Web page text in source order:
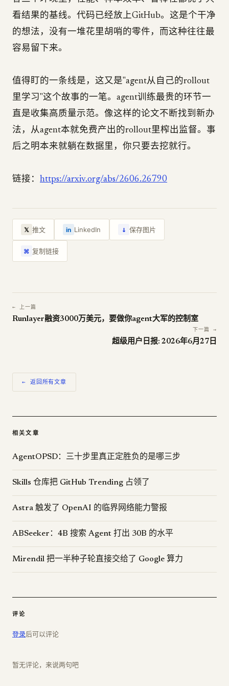
看结果的基线。代码已经放上GitHub。这是个干净
的想法，没有一堆花里胡哨的零件，而这种往往最
容易留下来。
值得盯的一条线是，这又是"agent从自己的rollout
里学习"这个故事的一笔。agent训练最贵的环节一
直是收集高质量示范。像这样的论文不断找到新办
法，从agent本就免费产出的rollout里榨出监督。事
后之明本来就躺在数据里，你只要去挖就行。
链接： https://arxiv.org/abs/2606.26790
𝕏 推文 in LinkedIn ↓ 保存图片
⌘ 复制链接
← 上一篇
Runlayer融资3000万美元，要做你agent大军的控制室
下一篇 →
超级用户日报: 2026年6月27日
← 返回所有文章
相关文章
AgentOPSD：三十步里真正定胜负的是哪三步
Skills 仓库把 GitHub Trending 占领了
Astra 触发了 OpenAI 的临界网络能力警报
ABSeeker：4B 搜索 Agent 打出 30B 的水平
Mirendil 把一半种子轮直接交给了 Google 算力
评论
登录后可以评论
暂无评论，来说两句吧